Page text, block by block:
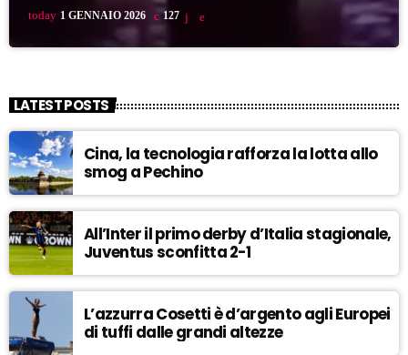
today 1 GENNAIO 2026 127
LATEST POSTS
Cina, la tecnologia rafforza la lotta allo
smog a Pechino
All’Inter il primo derby d’Italia stagionale,
Juventus sconfitta 2-1
L’azzurra Cosetti è d’argento agli Europei
di tuffi dalle grandi altezze